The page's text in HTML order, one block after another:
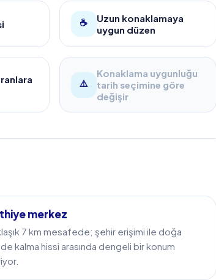
☕
Uzun konaklamaya
uygun düzen
⚠️
Konaklama uygunluğu
tarih seçimine göre
değişir
merkez
7 km mesafede; şehir erişimi ile doğa
kalma hissi arasında dengeli bir konum